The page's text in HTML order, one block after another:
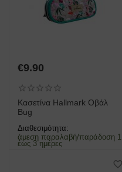
€9.90
Κασετίνα Hallmark Οβάλ
Bug
Διαθεσιμότητα:
άμεση παραλαβή/παράδοση 1
έως 3 ημέρες